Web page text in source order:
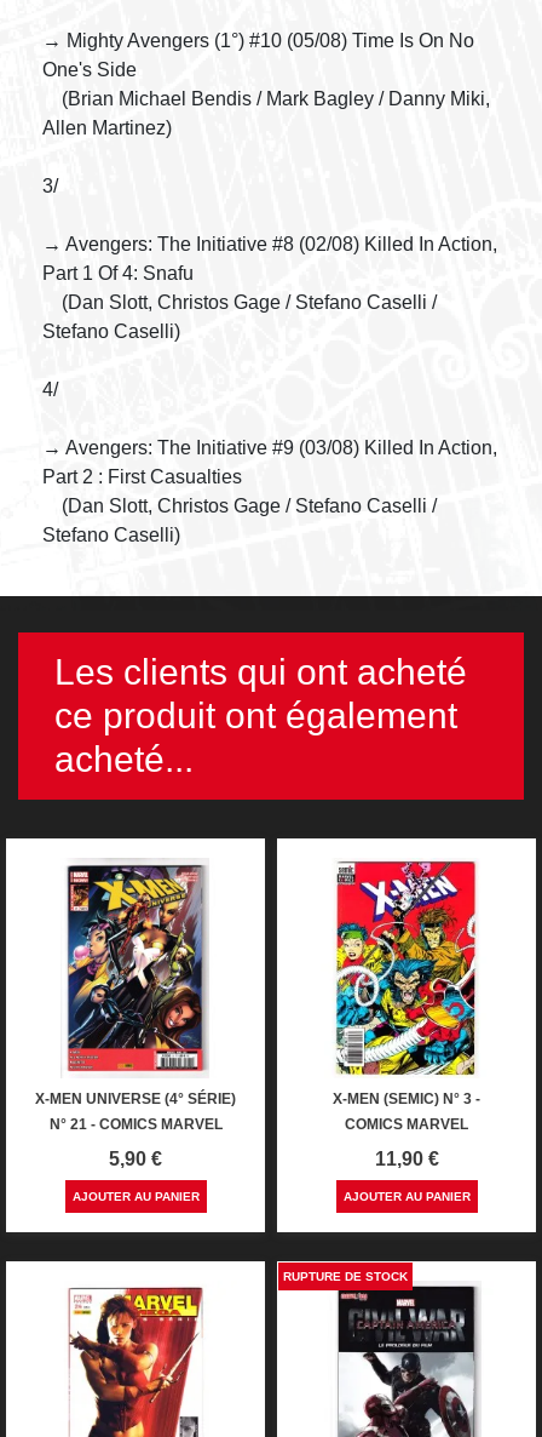
→ Mighty Avengers (1°) #10 (05/08) Time Is On No
One's Side
(Brian Michael Bendis / Mark Bagley / Danny Miki,
Allen Martinez)
3/
→ Avengers: The Initiative #8 (02/08) Killed In Action,
Part 1 Of 4: Snafu
(Dan Slott, Christos Gage / Stefano Caselli /
Stefano Caselli)
4/
→ Avengers: The Initiative #9 (03/08) Killed In Action,
Part 2 : First Casualties
(Dan Slott, Christos Gage / Stefano Caselli /
Stefano Caselli)
Les clients qui ont acheté
ce produit ont également
acheté...
X-MEN UNIVERSE (4° SÉRIE)
N° 21 - COMICS MARVEL
Prix
5,90 €
AJOUTER AU PANIER
X-MEN (SEMIC) N° 3 -
COMICS MARVEL
Prix
11,90 €
AJOUTER AU PANIER
RUPTURE DE STOCK